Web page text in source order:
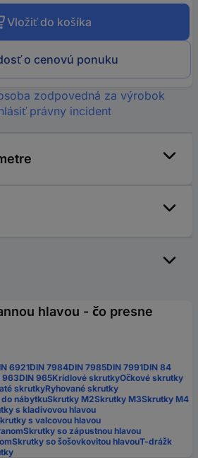
Vložiť do košíka
o cenovú ponuku
zodpovedná za výrobok
právny incident
hlavou - čo presne
6921DIN 7984DIN 7985DIN 7991DIN 84
963DIN 965Krídlové skrutkyOčkové skrutky
skrutkyRyhované skrutky
nábytkuSkrutky M2Skrutky M3Skrutky M4
s kladivovou hlavou
s valcovou hlavou
Skrutky so zápustnou hlavou
Skrutky so šošovkovitou hlavouT-drážk